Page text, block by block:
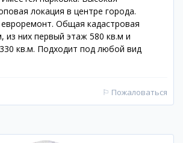
локация в центре города.
Общая кадастровая
из них первый этаж 580 кв.м и
кв.м. Подходит под любой вид
⚐ Пожаловаться